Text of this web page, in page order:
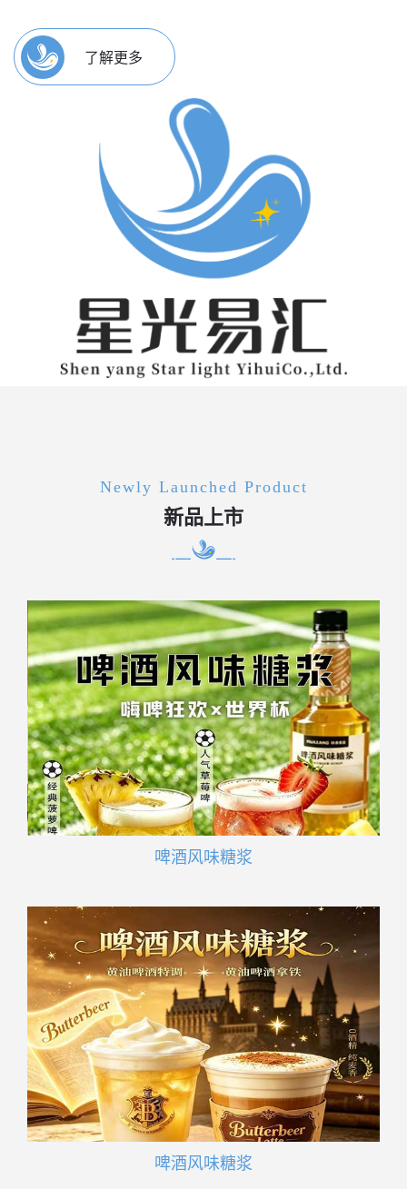
了解更多
Newly Launched Product
新品上市
啤酒风味糖浆
啤酒风味糖浆